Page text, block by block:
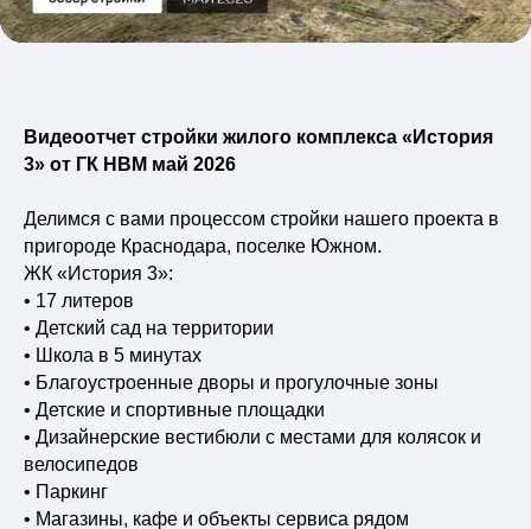
Видеоотчет стройки жилого комплекса «История
3» от ГК НВМ май 2026
Делимся с вами процессом стройки нашего проекта в
пригороде Краснодара, поселке Южном.
ЖК «История 3»:
• 17 литеров
• Детский сад на территории
• Школа в 5 минутах
• Благоустроенные дворы и прогулочные зоны
• Детские и спортивные площадки
• Дизайнерские вестибюли с местами для колясок и
велосипедов
• Паркинг
• Магазины, кафе и объекты сервиса рядом
Виды недвижимости
Блог
Контакты